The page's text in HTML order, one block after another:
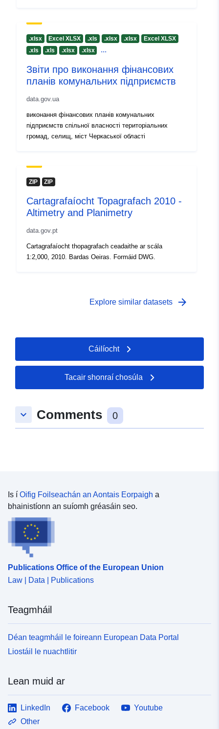
.xlsx Excel XLSX .xls .xlsx .xlsx
Excel XLSX
.xls
.xls .xlsx .xlsx ...
Звіти про виконання фінансових
планів комунальних підприємств
data.gov.ua
виконання фінансових планів комунальних
підприємств спільної власності територіальних
громад, селищ, міст Черкаської області
ZIP ZIP
Cartagrafaíocht Topagrafach 2010 -
Altimetry and Planimetry
data.gov.pt
Cartagrafaíocht thopagrafach ceadaithe ar scála
1:2,000, 2010. Bardas Oeiras. Formáid DWG.
Explore similar datasets arrow_forward
Cáilíocht
Tacair shonraí chosúla
keyboard_arrow_down Comments 0
Is í Oifig Foilseachán an Aontais Eorpaigh a
bhainistíonn an suíomh gréasáin seo.
Publications Office of the European Union
Law | Data | Publications
Teagmháil
Déan teagmháil le foireann European Data Portal
Liostáil le nuachtlitir
Lean muid ar
LinkedIn Facebook
Youtube
Other